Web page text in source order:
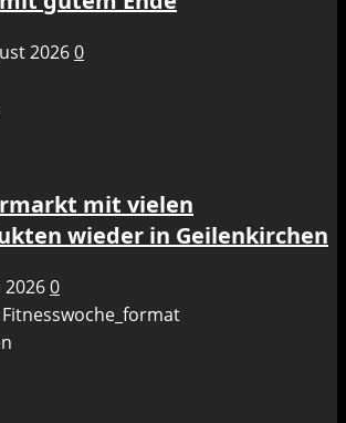
20260
mit vielen
wieder in Geilenkirchen
20260